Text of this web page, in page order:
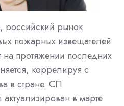
российский рынок
пожарных извещателей
протяжении последних
коррелируя с
в стране. СП
в марте